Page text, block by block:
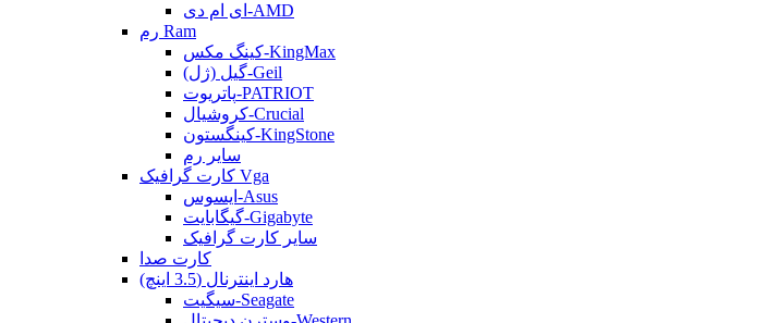
ای ام دی-AMD
رم Ram
کینگ مکس-KingMax
گیل (ژل)-Geil
پاتریوت-PATRIOT
کروشیال-Crucial
کینگستون-KingStone
سایر رم
کارت گرافیک Vga
ایسوس-Asus
گیگابایت-Gigabyte
سایر کارت گرافیک
کارت صدا
هارد اینترنال (3.5 اینچ)
سیگیت-Seagate